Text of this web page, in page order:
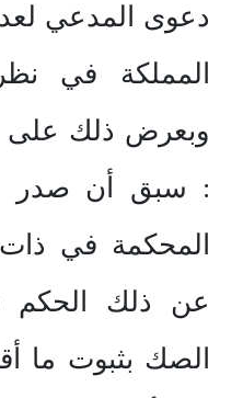
دعوى المدعي
المملكة في
وبعرض ذلك على
: سبق أن صدر
المحكمة في
عن ذلك
الصك بثبوت ما